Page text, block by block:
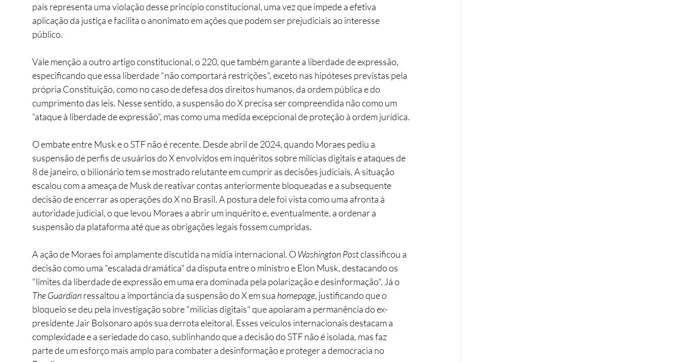
país representa uma violação desse princípio constitucional, uma vez que impede a efetiva
aplicação da justiça e facilita o anonimato em ações que podem ser prejudiciais ao interesse
público.
Vale menção a outro artigo constitucional, o 220, que também garante a liberdade de expressão,
especificando que essa liberdade "não comportará restrições", exceto nas hipóteses previstas pela
própria Constituição, como no caso de defesa dos direitos humanos, da ordem pública e do
cumprimento das leis. Nesse sentido, a suspensão do X precisa ser compreendida não como um
“ataque à liberdade de expressão”, mas como uma medida excepcional de proteção à ordem jurídica.
O embate entre Musk e o STF não é recente. Desde abril de 2024, quando Moraes pediu a
suspensão de perfis de usuários do X envolvidos em inquéritos sobre milícias digitais e ataques de
8 de janeiro, o bilionário tem se mostrado relutante em cumprir as decisões judiciais. A situação
escalou com a ameaça de Musk de reativar contas anteriormente bloqueadas e a subsequente
decisão de encerrar as operações do X no Brasil. A postura dele foi vista como uma afronta à
autoridade judicial, o que levou Moraes a abrir um inquérito e, eventualmente, a ordenar a
suspensão da plataforma até que as obrigações legais fossem cumpridas.
A ação de Moraes foi amplamente discutida na mídia internacional. O Washington Post classificou a
decisão como uma "escalada dramática" da disputa entre o ministro e Elon Musk, destacando os
"limites da liberdade de expressão em uma era dominada pela polarização e desinformação". Já o
The Guardian ressaltou a importância da suspensão do X em sua homepage, justificando que o
bloqueio se deu pela investigação sobre "milícias digitais" que apoiaram a permanência do ex-
presidente Jair Bolsonaro após sua derrota eleitoral. Esses veículos internacionais destacam a
complexidade e a seriedade do caso, sublinhando que a decisão do STF não é isolada, mas faz
parte de um esforço mais amplo para combater a desinformação e proteger a democracia no